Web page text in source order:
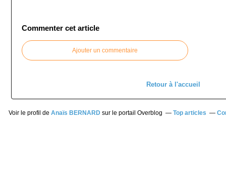
Commenter cet article
Ajouter un commentaire
Retour à l'accueil
Voir le profil de Anaïs BERNARDsur le portail Overblog Top articles